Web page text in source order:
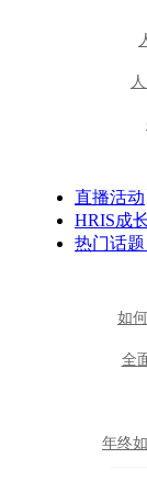
直播活动
HRIS成
热门话题
如
全
年终